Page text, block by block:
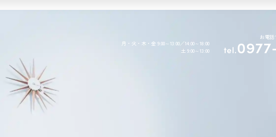
月・火・木・金 9:00～13:00／14:00～18:00
土 9:00～13:00
お電